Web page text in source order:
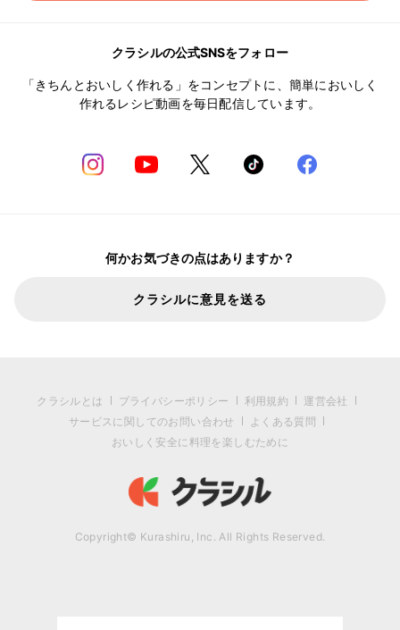
クラシルの公式SNSをフォロー
「きちんとおいしく作れる」をコンセプトに、簡単においしく
作れるレシピ動画を毎日配信しています。
何かお気づきの点はありますか？
クラシルに意見を送る
クラシルとは プライバシーポリシー 利用規約
運営会社
サービスに関してのお問い合わせ
よくある質問
おいしく安全に料理を楽しむために
Copyright© Kurashiru, Inc. All Rights Reserved.